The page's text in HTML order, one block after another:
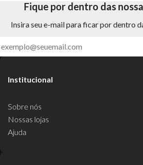
Fique por dentro das
Insira seu e-mail para ficar por dentro
Institucional
Sobre nós
Nossas lojas
Ajuda